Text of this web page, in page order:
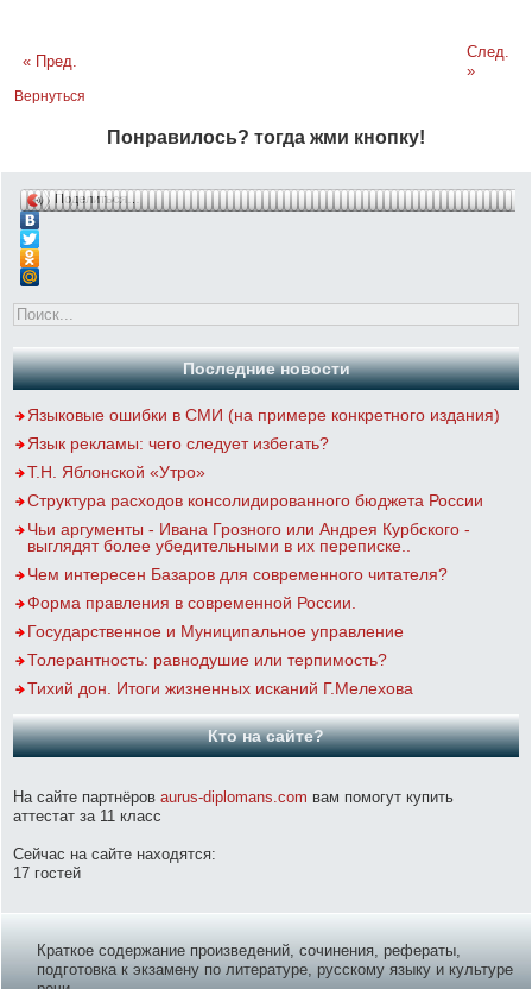
« Пред.
След.
»
Вернуться
Понравилось? тогда жми кнопку!
Поделиться…
Последние новости
Языковые ошибки в СМИ (на примере конкретного издания)
Язык рекламы: чего следует избегать?
Т.Н. Яблонской «Утро»
Структура расходов консолидированного бюджета России
Чьи аргументы - Ивана Грозного или Андрея Курбского -
выглядят более убедительными в их переписке..
Чем интересен Базаров для современного читателя?
Форма правления в современной России.
Государственное и Муниципальное управление
Толерантность: равнодушие или терпимость?
Тихий дон. Итоги жизненных исканий Г.Мелехова
Кто на сайте?
На сайте партнёров aurus-diplomans.com вам помогут купить
аттестат за 11 класс
Сейчас на сайте находятся:
17 гостей
Краткое содержание произведений, сочинения, рефераты,
подготовка к экзамену по литературе, русскому языку и культуре